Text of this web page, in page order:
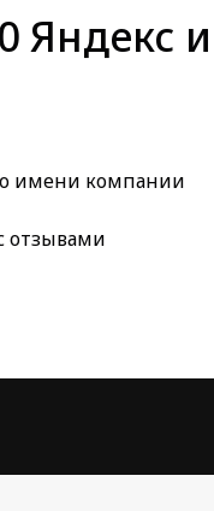
Яндекс
имени компании
отзывами